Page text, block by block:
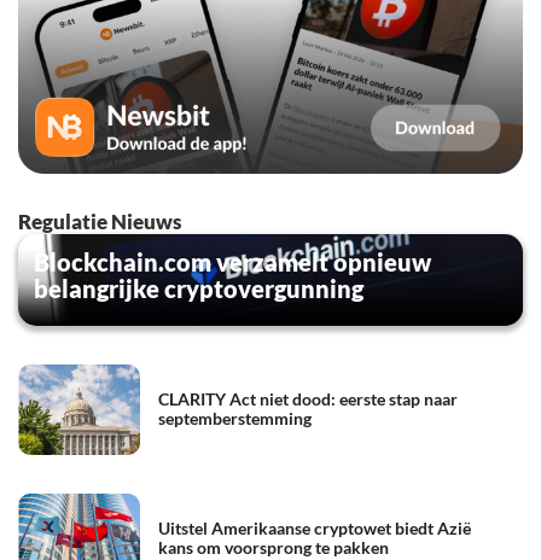
Regulatie Nieuws
Blockchain.com verzamelt opnieuw
belangrijke cryptovergunning
CLARITY Act niet dood: eerste stap naar
septemberstemming
Uitstel Amerikaanse cryptowet biedt Azië
kans om voorsprong te pakken